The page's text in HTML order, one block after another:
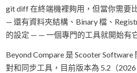
git diff 在終端機裡夠用，但當你需要
— 還有資料夾結構、Binary 檔、
的設定 — — 一個專門的工具就開始有
Beyond Compare 是 Scooter
對和同步工具，目前版本為 5.2（